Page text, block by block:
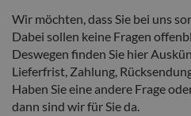
Wir möchten, dass Sie bei uns
Dabei sollen keine Fragen
Deswegen finden Sie hier
Lieferfrist, Zahlung,
Haben Sie eine andere Frage
dann sind wir für Sie da.